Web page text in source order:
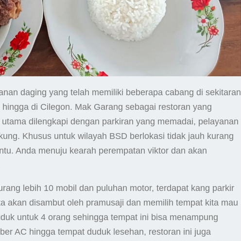
daging yang telah memiliki beberapa cabang di sekitaran
di Cilegon. Mak Garang sebagai restoran yang
dilengkapi dengan parkiran yang memadai, pelayanan
Khusus untuk wilayah BSD berlokasi tidak jauh kurang
Anda menuju kearah perempatan viktor dan akan
lebih 10 mobil dan puluhan motor, terdapat kang parkir
akan disambut oleh pramusaji dan memilih tempat kita mau
untuk 4 orang sehingga tempat ini bisa menampung
AC hingga tempat duduk lesehan, restoran ini juga